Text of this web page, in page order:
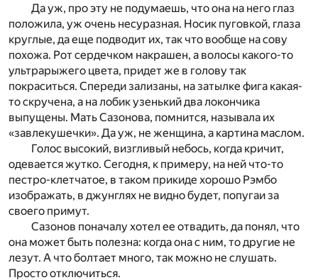
Да уж, про эту не подумаешь, что она на него глаз
положила, уж очень несуразная. Носик пуговкой, глаза
круглые, да еще подводит их, так что вообще на сову
похожа. Рот сердечком накрашен, а волосы какого-то
ультрарыжего цвета, придет же в голову так
покраситься. Спереди зализаны, на затылке фига какая-
то скручена, а на лобик узенький два локончика
выпущены. Мать Сазонова, помнится, называла их
«завлекушечки». Да уж, не женщина, а картина маслом.
Голос высокий, визгливый небось, когда кричит,
одевается жутко. Сегодня, к примеру, на ней что-то
пестро-клетчатое, в таком прикиде хорошо Рэмбо
изображать, в джунглях не видно будет, попугаи за
своего примут.
Сазонов поначалу хотел ее отвадить, да понял, что
она может быть полезна: когда она с ним, то другие не
лезут. А что болтает много, так можно не слушать.
Просто отключиться.